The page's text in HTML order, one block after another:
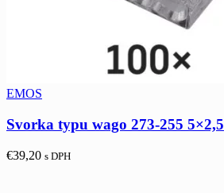
EMOS
Svorka typu wago 273-255 5×2,5
€39,20 s DPH